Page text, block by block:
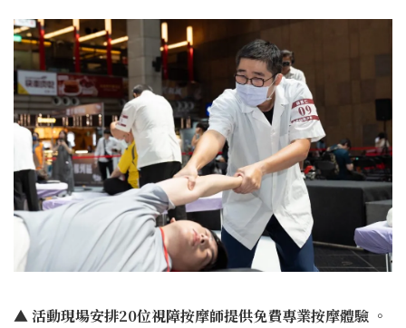
▲活動現場安排20位視障按摩師提供免費專業按摩體驗 。